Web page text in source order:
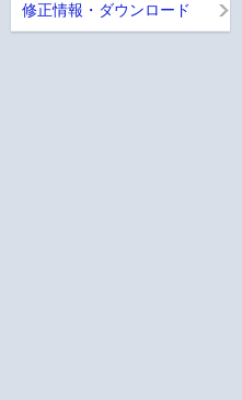
修正情報・ダウンロード